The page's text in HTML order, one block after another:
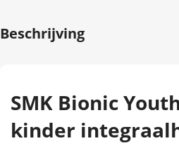
Beschrijving
SMK Bionic
kinder